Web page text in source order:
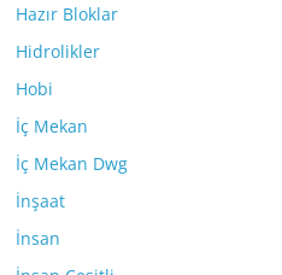
Hazır Bloklar
Hidrolikler
Hobi
İç Mekan
İç Mekan Dwg
İnşaat
İnsan